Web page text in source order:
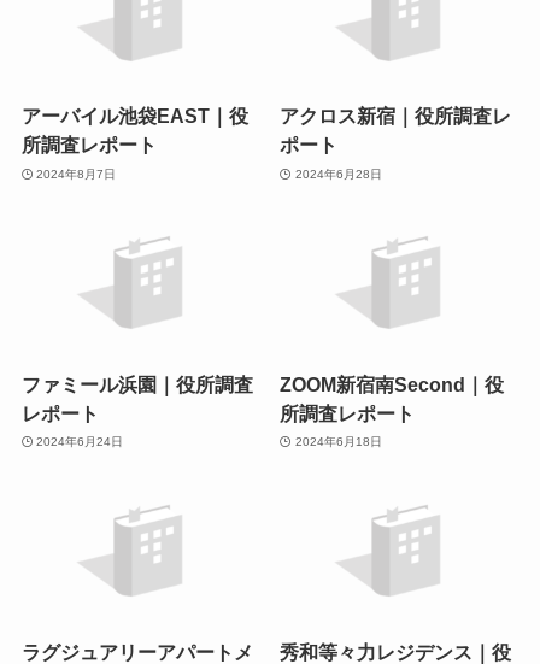
アーバイル池袋EAST｜役
所調査レポート
2024年8月7日
アクロス新宿｜役所調査レ
ポート
2024年6月28日
ファミール浜園｜役所調査
レポート
2024年6月24日
ZOOM新宿南Second｜役
所調査レポート
2024年6月18日
ラグジュアリーアパートメ
秀和等々力レジデンス｜役